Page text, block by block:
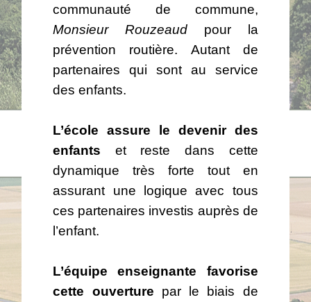
communauté de commune,
Monsieur Rouzeaud pour la
prévention routière. Autant de
partenaires qui sont au service
des enfants.
L’école assure le devenir des
enfants et reste dans cette
dynamique très forte tout en
assurant une logique avec tous
ces partenaires investis auprès de
l’enfant.
L’équipe enseignante favorise
cette ouverture par le biais de